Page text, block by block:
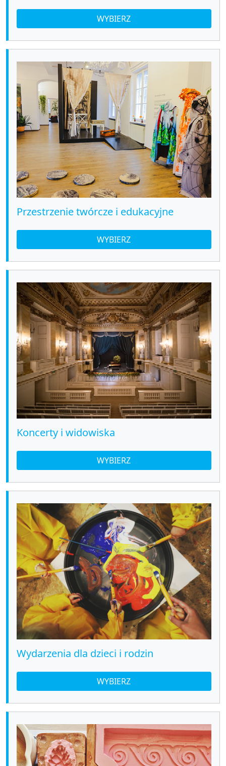
WYBIERZ
Przestrzenie twórcze i edukacyjne
WYBIERZ
Koncerty i widowiska
WYBIERZ
Wydarzenia dla dzieci i rodzin
WYBIERZ